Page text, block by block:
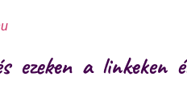
ezeken a linkeken